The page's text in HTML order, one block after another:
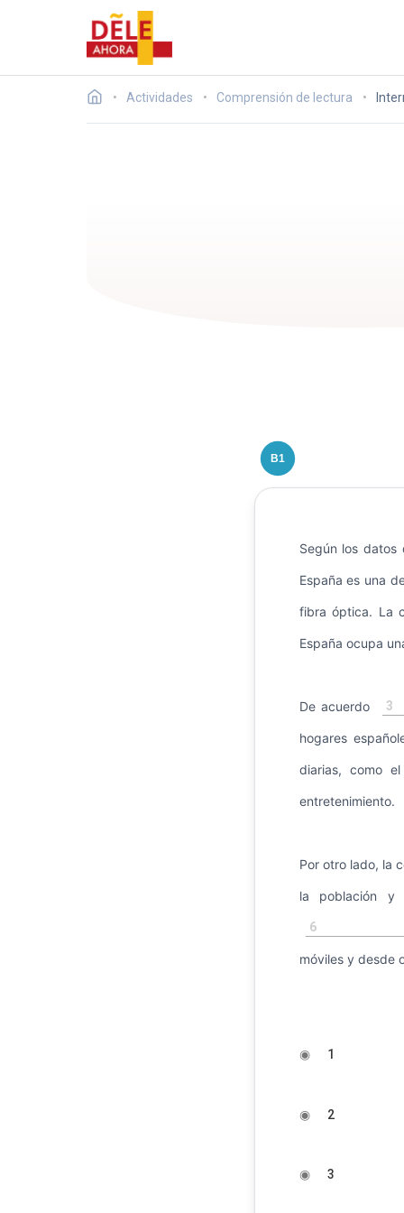
Actividades Comprensión de lectura
B1
Según los datos
España es una
fibra óptica. La
España ocupa
De acuerdo 3
hogares
diarias, como
entretenimiento.
Por otro lado, la
la población y
6
móviles y desde
◉ 1
◉ 2
◉ 3